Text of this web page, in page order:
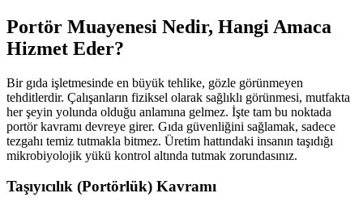
Portör Muayenesi Nedir, Hangi Amaca
Hizmet Eder?
Bir gıda işletmesinde en büyük tehlike, gözle görünmeyen
tehditlerdir. Çalışanların fiziksel olarak sağlıklı görünmesi, mutfakta
her şeyin yolunda olduğu anlamına gelmez. İşte tam bu noktada
portör kavramı devreye girer. Gıda güvenliğini sağlamak, sadece
tezgahı temiz tutmakla bitmez. Üretim hattındaki insanın taşıdığı
mikrobiyolojik yükü kontrol altında tutmak zorundasınız.
Taşıyıcılık (Portörlük) Kavramı